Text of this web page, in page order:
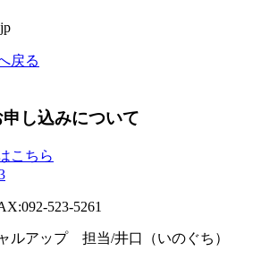
戻る
し込みについて
こちら
523-5261
ルアップ 担当/井口（いのぐち）